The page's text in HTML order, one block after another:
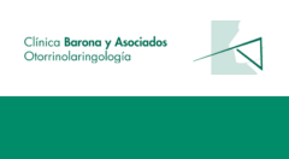
contenido